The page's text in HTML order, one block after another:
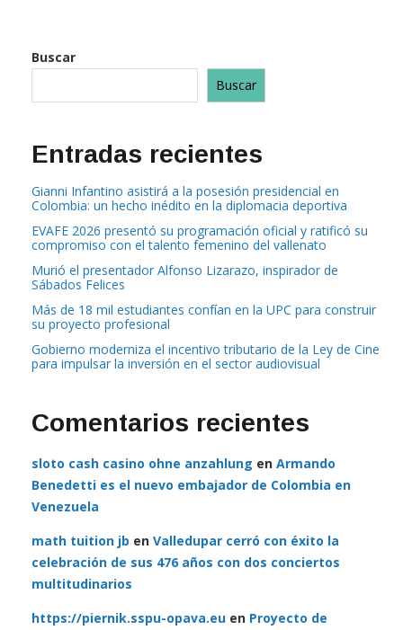
Buscar
Buscar
Entradas recientes
Gianni Infantino asistirá a la posesión presidencial en
Colombia: un hecho inédito en la diplomacia deportiva
EVAFE 2026 presentó su programación oficial y ratificó su
compromiso con el talento femenino del vallenato
Murió el presentador Alfonso Lizarazo, inspirador de
Sábados Felices
Más de 18 mil estudiantes confían en la UPC para construir
su proyecto profesional
Gobierno moderniza el incentivo tributario de la Ley de Cine
para impulsar la inversión en el sector audiovisual
Comentarios recientes
sloto cash casino ohne anzahlung en Armando
Benedetti es el nuevo embajador de Colombia en
Venezuela
math tuition jb en Valledupar cerró con éxito la
celebración de sus 476 años con dos conciertos
multitudinarios
https://piernik.sspu-opava.eu en Proyecto de